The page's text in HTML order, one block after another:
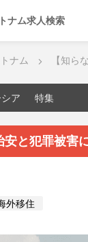
ナム求人検索
ナム 【知ら
ア 特集
安と犯罪被害
外移住